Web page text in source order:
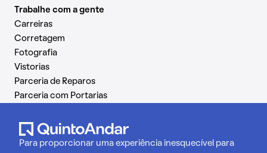
Trabalhe com a gente
Carreiras
Corretagem
Fotografia
Vistorias
Parceria de Reparos
Parceria com Portarias
Para proporcionar uma experiência inesquecível para